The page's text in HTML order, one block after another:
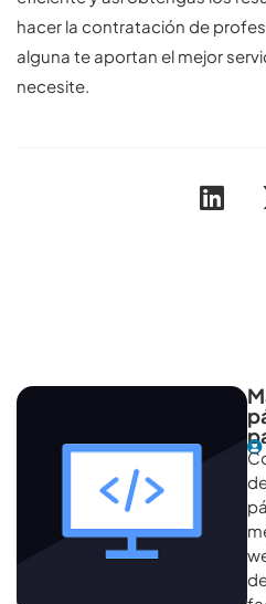
hacer la contratación de
alguna te aportan el mejor
necesite.